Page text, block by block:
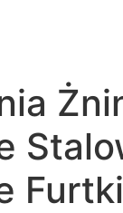
Furtki